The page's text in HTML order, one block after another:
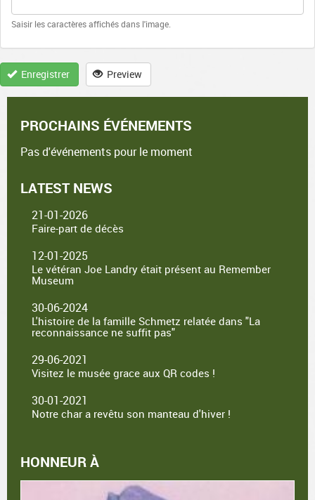
Saisir les caractères affichés dans l'image.
Enregistrer Preview
PROCHAINS ÉVÉNEMENTS
Pas d'événements pour le moment
LATEST NEWS
21-01-2026
Faire-part de décès
12-01-2025
Le vétéran Joe Landry était présent au Remember
Museum
30-06-2024
L'histoire de la famille Schmetz relatée dans "La
reconnaissance ne suffit pas"
29-06-2021
Visitez le musée grace aux QR codes !
30-01-2021
Notre char a revêtu son manteau d'hiver !
HONNEUR À